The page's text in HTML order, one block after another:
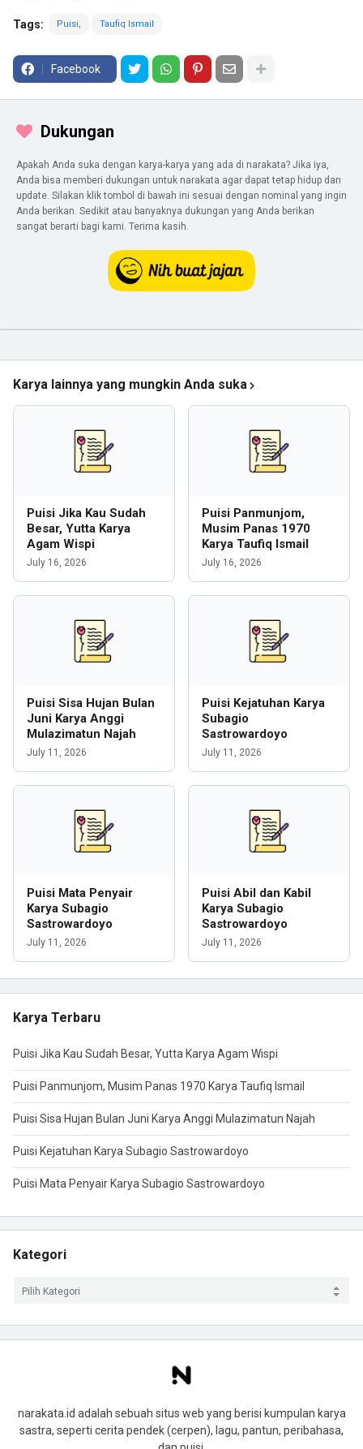
Tags: Puisi Taufiq Ismail
Facebook
Dukungan
Apakah Anda suka dengan karya-karya yang ada di narakata? Jika iya,
Anda bisa memberi dukungan untuk narakata agar dapat tetap hidup dan
update. Silakan klik tombol di bawah ini sesuai dengan nominal yang ingin
Anda berikan. Sedikit atau banyaknya dukungan yang Anda berikan
sangat berarti bagi kami. Terima kasih.
Karya lainnya yang mungkin Anda suka
Puisi Jika Kau Sudah
Besar, Yutta Karya
Agam Wispi
July 16, 2026
Puisi Panmunjom,
Musim Panas 1970
Karya Taufiq Ismail
July 16, 2026
Puisi Sisa Hujan Bulan
Juni Karya Anggi
Mulazimatun Najah
July 11, 2026
Puisi Kejatuhan Karya
Subagio
Sastrowardoyo
July 11, 2026
Puisi Mata Penyair
Karya Subagio
Sastrowardoyo
July 11, 2026
Puisi Abil dan Kabil
Karya Subagio
Sastrowardoyo
July 11, 2026
Karya Terbaru
Puisi Jika Kau Sudah Besar, Yutta Karya Agam Wispi
Puisi Panmunjom, Musim Panas 1970 Karya Taufiq Ismail
Puisi Sisa Hujan Bulan Juni Karya Anggi Mulazimatun Najah
Puisi Kejatuhan Karya Subagio Sastrowardoyo
Puisi Mata Penyair Karya Subagio Sastrowardoyo
Kategori
narakata.id adalah sebuah situs web yang berisi kumpulan karya
sastra, seperti cerita pendek (cerpen), lagu, pantun, peribahasa,